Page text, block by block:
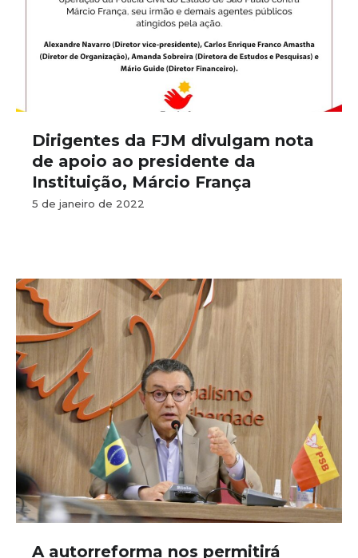
Dirigentes da FJM divulgam nota
de apoio ao presidente da
Instituição, Márcio França
5 de janeiro de 2022
A autorreforma nos permitirá